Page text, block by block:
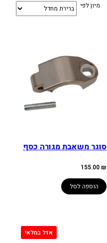
מיון לפי
סוגר משאבת מגורה כסף
155.00₪
הוספה לסל